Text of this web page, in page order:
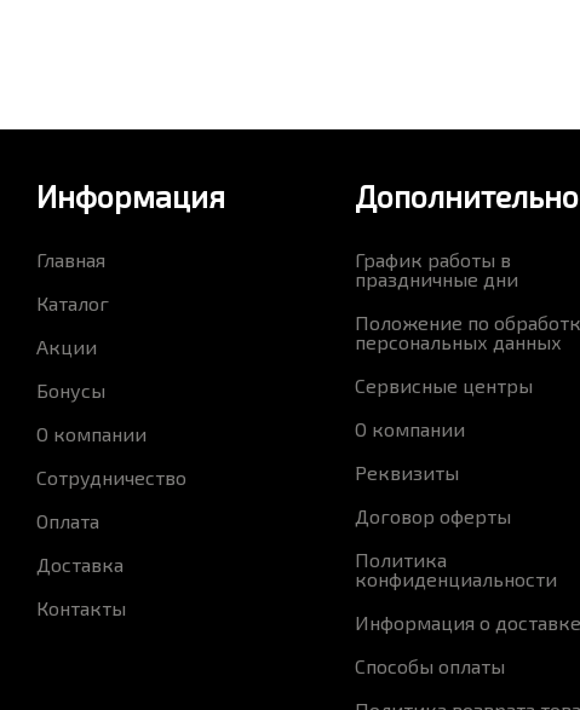
Информация
Главная
Каталог
Акции
Бонусы
О компании
Сотрудничество
Оплата
Доставка
Контакты
Дополнительно
График работы в
праздничные дни
Положение по
персональных данных
Сервисные центры
О компании
Реквизиты
Договор оферты
Политика
конфиденциальности
Информация о доставке
Способы оплаты